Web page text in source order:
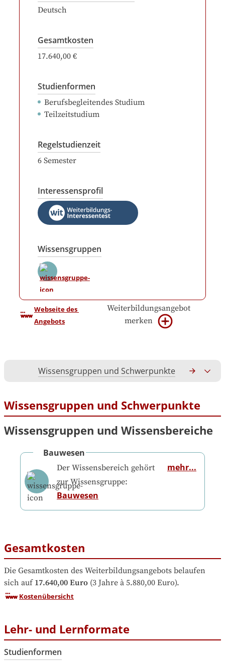
Deutsch
Gesamtkosten
17.640,00 €
Studienformen
Berufsbegleitendes Studium
Teilzeitstudium
Regelstudienzeit
6 Semester
Interessensprofil
Wissensgruppen
Webseite des
Angebots
Weiterbildungsangebot
merken
Wissensgruppen und Schwerpunkte
Wissensgruppen und Schwerpunkte
Wissensgruppen und Wissensbereiche
Bauwesen
Der Wissensbereich gehört
zur Wissensgruppe:
Bauwesen
mehr...
Gesamtkosten
Die Gesamtkosten des Weiterbildungsangebots belaufen
sich auf 17.640,00 Euro (3 Jahre à 5.880,00 Euro).
Kostenübersicht
Lehr- und Lernformate
Studienformen